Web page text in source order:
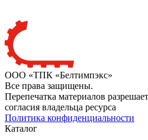
ООО «ТПК «Белтимпэкс»
Все права защищены.
Перепечатка материалов
согласия владельца ресурса
Политика конфиденциальности
Каталог